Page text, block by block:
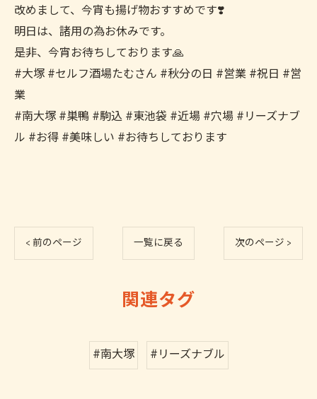
改めまして、今宵も揚げ物おすすめです❣️
明日は、諸用の為お休みです。
是非、今宵お待ちしております🙏
#大塚 #セルフ酒場たむさん #秋分の日 #営業 #祝日 #営
業
#南大塚 #巣鴨 #駒込 #東池袋 #近場 #穴場 #リーズナブ
ル #お得 #美味しい #お待ちしております
< 前のページ 一覧に戻る 次のページ >
関連タグ
#南大塚 #リーズナブル